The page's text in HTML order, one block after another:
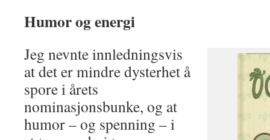
Humor og energi
Jeg nevnte innledningsvis
at det er mindre dysterhet å
spore i årets
nominasjonsbunke, og at
humor – og spenning – i